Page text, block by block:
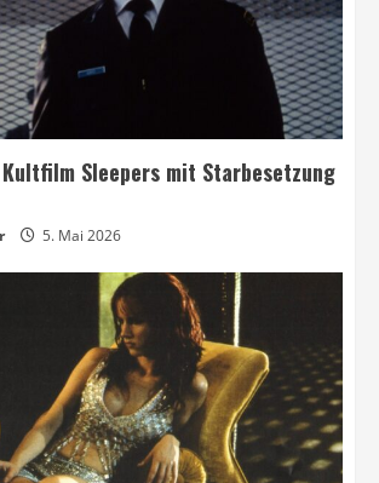
Sleepers mit Starbesetzung
5. Mai 2026